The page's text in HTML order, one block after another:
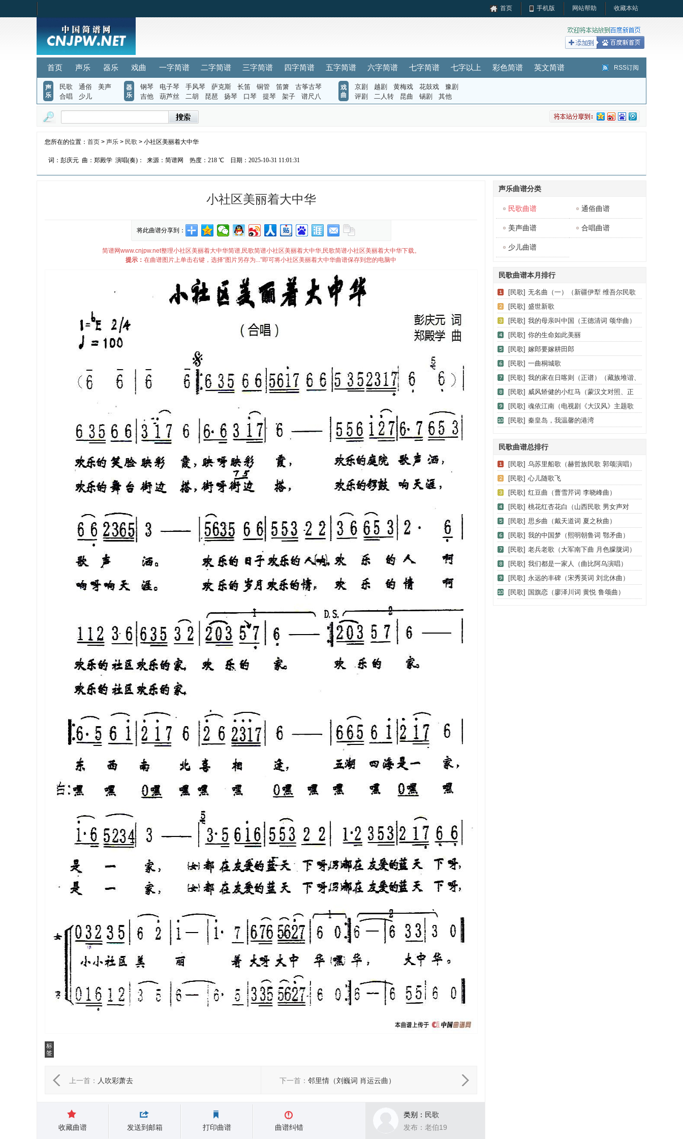
首页 手机版 网站帮助 收藏本站
首页 声乐 器乐 戏曲 一字简谱 二字简谱 三字简谱 四字简谱 五字简谱 六字简谱 七字简谱 七字以上 彩色简谱 英文简谱 RSS订阅
声
乐
民歌 通俗
美声
合唱
少儿
器
乐
钢琴 电子琴 手风琴 萨克斯 长笛 铜管 笛箫
古筝古琴
吉他
葫芦丝 二胡 琵琶 扬琴 口琴 提琴 架子 谱尺八
戏
曲
京剧 越剧 黄梅戏 花鼓戏
豫剧
评剧
二人转 昆曲 锡剧 其他
您所在的位置： 首页 > 声乐 > 民歌 > 小社区美丽着大中华
词：彭庆元 曲：郑殿学 演唱(奏)： 来源：简谱网 热度： 218 ℃ 日期：2025-10-31 11:01:31
小社区美丽着大中华
将此曲谱分享到：
简谱网www.cnjpw.net整理小社区美丽着大中华简谱,民歌简谱小社区美丽着大中华,民歌简谱小社区美丽着大中华下载。
提示： 在曲谱图片上单击右键，选择“图片另存为...”即可将小社区美丽着大中华曲谱保存到您的电脑中
标
签
上一首： 人吹彩萧去 下一首： 邻里情（刘巍词 肖运云曲）
收藏曲谱 发送到邮箱 打印曲谱 曲谱纠错
类别： 民歌
发布：老伯19
声乐曲谱分类
民歌曲谱 通俗曲谱
美声曲谱 合唱曲谱
少儿曲谱
民歌曲谱本月排行
[民歌] 无名曲（一）（新疆伊犁 维吾尔民歌
第十一套《我亲爱的》）
[民歌] 盛世新歌
[民歌] 我的母亲叫中国（王德清词 颂华曲）
[民歌] 你的生命如此美丽
[民歌] 嫁郎要嫁耕田郎
[民歌] 一曲桐城歌
[民歌] 我的家在日喀则（正谱）（藏族堆谐、
登巴改编、但甫功配伴奏）
[民歌] 威风矫健的小红马（蒙汉文对照、正
谱）
[民歌] 魂依江南（电视剧《大汉风》主题歌
（楚歌））
[民歌] 秦皇岛，我温馨的港湾
民歌曲谱总排行
[民歌] 乌苏里船歌（赫哲族民歌 郭颂演唱）
[民歌] 心儿随歌飞
[民歌] 红豆曲（曹雪芹词 李晓峰曲）
[民歌] 桃花红杏花白（山西民歌 男女声对
唱）
[民歌] 思乡曲（戴天道词 夏之秋曲）
[民歌] 我的中国梦（熙明朝鲁词 鄂矛曲）
[民歌] 老兵老歌（大军南下曲 月色朦胧词）
[民歌] 我们都是一家人（曲比阿乌演唱）
[民歌] 永远的丰碑（宋秀英词 刘北休曲）
[民歌] 国旗恋（廖泽川词 黄悦 鲁颂曲）